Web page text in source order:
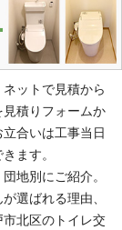
ットで見積から
積りフォームか
合いは工事当日
ます。
地別にご紹介。
選ばれる理由、
北区のトイレ交